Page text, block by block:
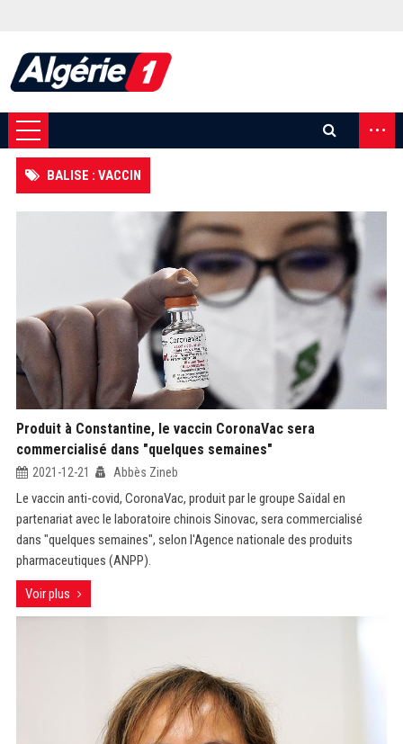
...
BALISE : VACCIN
Produit à Constantine, le vaccin CoronaVac sera
commercialisé dans "quelques semaines"
2021-12-21 Abbès Zineb
Le vaccin anti-covid, CoronaVac, produit par le groupe Saïdal en
partenariat avec le laboratoire chinois Sinovac, sera commercialisé
dans "quelques semaines", selon l'Agence nationale des produits
pharmaceutiques (ANPP).
Voir plus